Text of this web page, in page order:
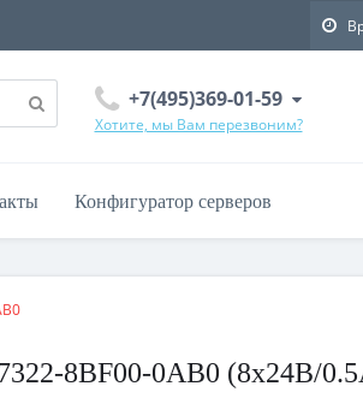
+7(495)369-01-59
Хотите, мы Вам перезвоним?
Конфигуратор серверов
8BF00-0AB0 (8x24В/